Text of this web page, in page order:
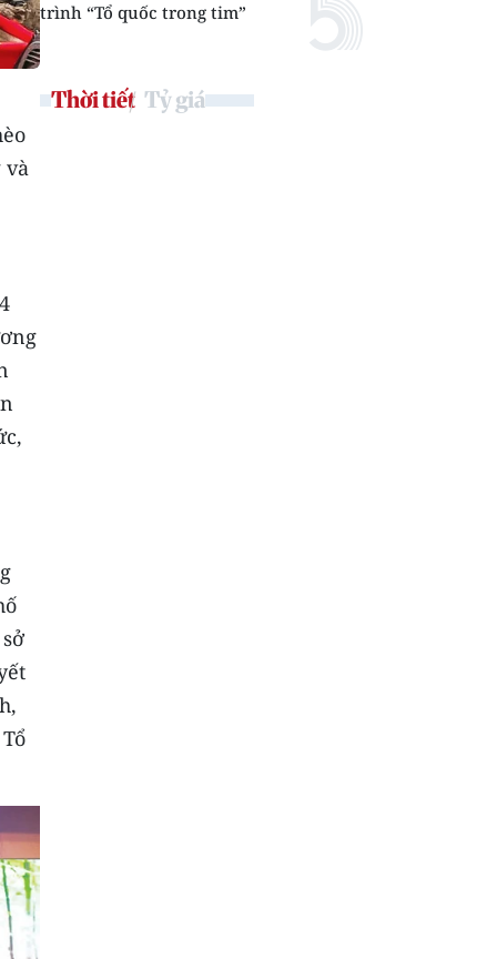
và
trình “Tổ quốc trong tim”
Thời tiết Tỷ giá